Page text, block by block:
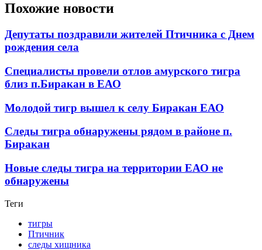
Похожие новости
Депутаты поздравили жителей Птичника с Днем
рождения села
Специалисты провели отлов амурского тигра
близ п.Биракан в ЕАО
Молодой тигр вышел к селу Биракан ЕАО
Следы тигра обнаружены рядом в районе п.
Биракан
Новые следы тигра на территории ЕАО не
обнаружены
Теги
тигры
Птичник
следы хищника